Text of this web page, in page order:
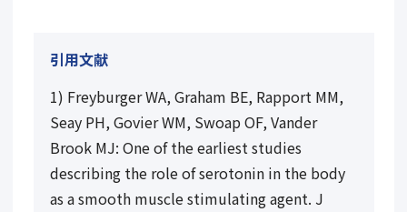
引用文献
1) Freyburger WA, Graham BE, Rapport MM,
Seay PH, Govier WM, Swoap OF, Vander
Brook MJ: One of the earliest studies
describing the role of serotonin in the body
as a smooth muscle stimulating agent. J